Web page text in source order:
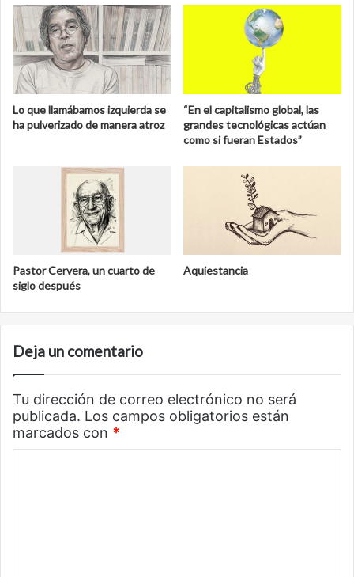
Lo que llamábamos izquierda se
ha pulverizado de manera atroz
“En el capitalismo global, las
grandes tecnológicas actúan
como si fueran Estados”
Pastor Cervera, un cuarto de
siglo después
Aquiestancia
Deja un comentario
Tu dirección de correo electrónico no será
publicada. Los campos obligatorios están
marcados con *